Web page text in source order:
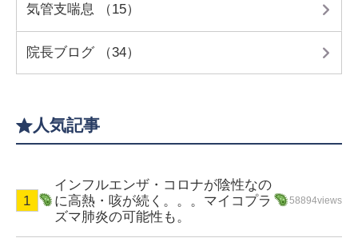
気管支喘息 （15）
院長ブログ （34）
人気記事
インフルエンザ・コロナが陰性なの
に高熱・咳が続く。。。マイコプラ
ズマ肺炎の可能性も。
58894views